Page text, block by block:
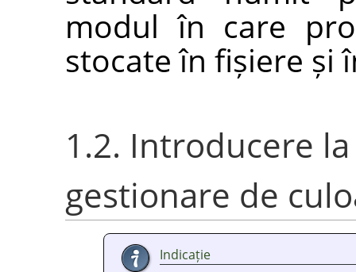
modul în care
stocate în fișiere și
1.2. Introducere
gestionare de
Indicație